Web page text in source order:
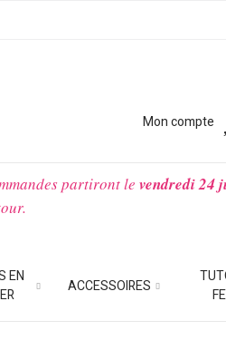
Mon compte
partiront le vendredi 24
EN
ACCESSOIRES